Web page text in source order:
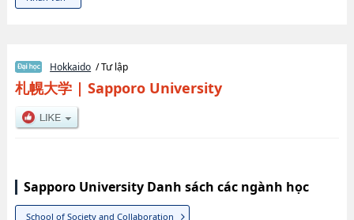
Hokkaido / Tư lập
札幌大学| Sapporo University
Sapporo University Danh sách các ngành học
School of Society and Collaboration